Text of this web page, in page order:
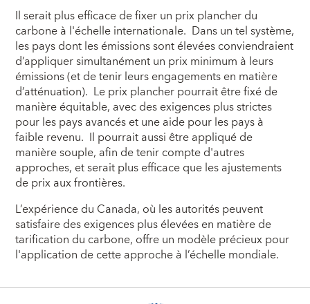
Il serait plus efficace de fixer un prix plancher du
carbone à l'échelle internationale. Dans un tel système,
les pays dont les émissions sont élevées conviendraient
d’appliquer simultanément un prix minimum à leurs
émissions (et de tenir leurs engagements en matière
d’atténuation). Le prix plancher pourrait être fixé de
manière équitable, avec des exigences plus strictes
pour les pays avancés et une aide pour les pays à
faible revenu. Il pourrait aussi être appliqué de
manière souple, afin de tenir compte d'autres
approches, et serait plus efficace que les ajustements
de prix aux frontières.
L’expérience du Canada, où les autorités peuvent
satisfaire des exigences plus élevées en matière de
tarification du carbone, offre un modèle précieux pour
l'application de cette approche à l’échelle mondiale.